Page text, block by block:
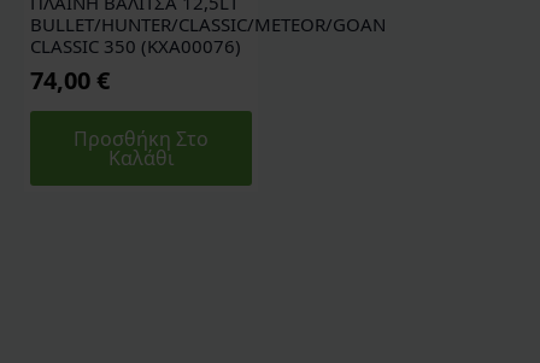
BULLET/HUNTER/CLASSIC/METEOR/GOAN
CLASSIC 350 (KXA00076)
74,00 €
Προσθήκη Στο
Καλάθι